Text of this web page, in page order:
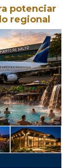
potenciar
regional